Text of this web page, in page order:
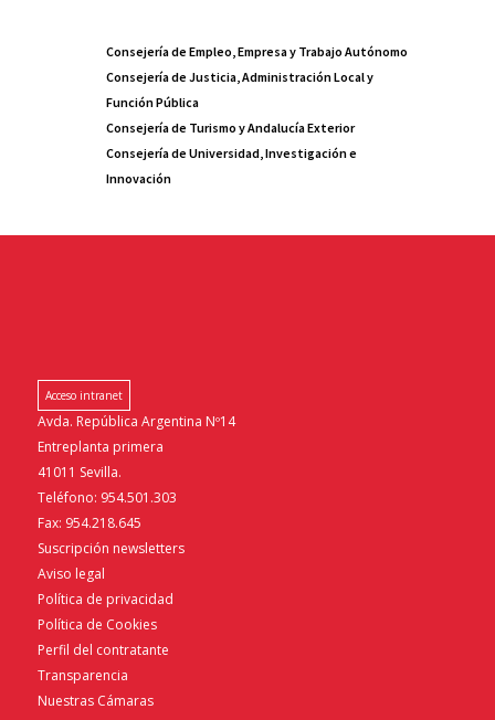
Consejería de Empleo, Empresa y Trabajo Autónomo
Consejería de Justicia, Administración Local y
Función Pública
Consejería de Turismo y Andalucía Exterior
Consejería de Universidad, Investigación e
Innovación
Acceso intranet
Avda. República Argentina Nº14
Entreplanta primera
41011 Sevilla.
Teléfono: 954.501.303
Fax: 954.218.645
Suscripción newsletters
Aviso legal
Política de privacidad
Política de Cookies
Perfil del contratante
Transparencia
Nuestras Cámaras